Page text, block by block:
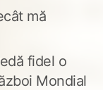
mă
fidel o
Mondial